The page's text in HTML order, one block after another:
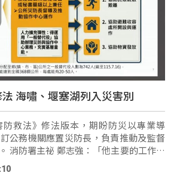
海嘯、堰塞湖列入災害別
救法》修法版本，期盼防災以專業導
公務機關應置災防長，負責推動及監督
民眾疏散撤離，第二個是協助避難收容
…